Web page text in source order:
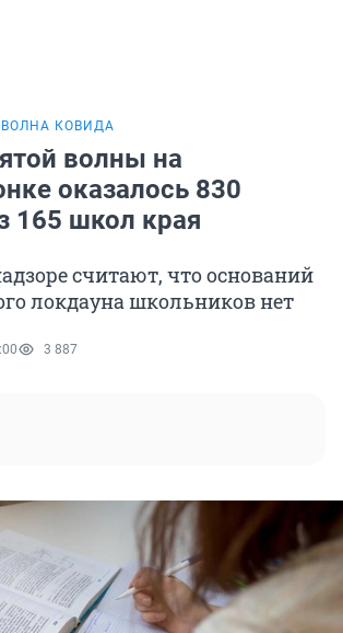
КОВИДА
волны на
оказалось 830
165 школ края
считают, что оснований
локдауна школьников нет
3 887